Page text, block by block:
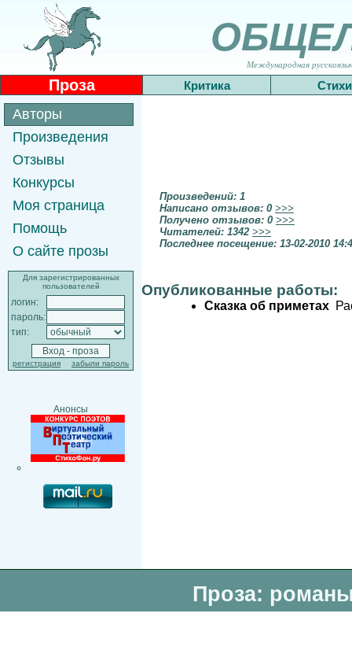
Международная
Проза Критика Стихи
Авторы
Произведения
Отзывы
Конкурсы
Моя страница
Помощь
О сайте прозы
Для зарегистрированных
пользователей
логин:
пароль:
тип:
регистрация забыли пароль
Анонсы
Произведений: 1
Написано отзывов: 0 >>>
Получено отзывов: 0 >>>
Читателей: 1342 >>>
Последнее посещение: 13-02-2010
Опубликованные работы:
Сказка об приметах
Проза: